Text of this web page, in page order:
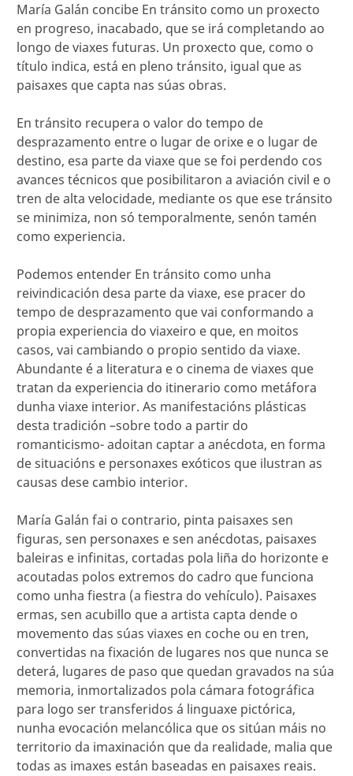
María Galán concibe En tránsito como un proxecto
en progreso, inacabado, que se irá completando ao
longo de viaxes futuras. Un proxecto que, como o
título indica, está en pleno tránsito, igual que as
paisaxes que capta nas súas obras.
En tránsito recupera o valor do tempo de
desprazamento entre o lugar de orixe e o lugar de
destino, esa parte da viaxe que se foi perdendo cos
avances técnicos que posibilitaron a aviación civil e o
tren de alta velocidade, mediante os que ese tránsito
se minimiza, non só temporalmente, senón tamén
como experiencia.
Podemos entender En tránsito como unha
reivindicación desa parte da viaxe, ese pracer do
tempo de desprazamento que vai conformando a
propia experiencia do viaxeiro e que, en moitos
casos, vai cambiando o propio sentido da viaxe.
Abundante é a literatura e o cinema de viaxes que
tratan da experiencia do itinerario como metáfora
dunha viaxe interior. As manifestacións plásticas
desta tradición –sobre todo a partir do
romanticismo- adoitan captar a anécdota, en forma
de situacións e personaxes exóticos que ilustran as
causas dese cambio interior.
María Galán fai o contrario, pinta paisaxes sen
figuras, sen personaxes e sen anécdotas, paisaxes
baleiras e infinitas, cortadas pola liña do horizonte e
acoutadas polos extremos do cadro que funciona
como unha fiestra (a fiestra do vehículo). Paisaxes
ermas, sen acubillo que a artista capta dende o
movemento das súas viaxes en coche ou en tren,
convertidas na fixación de lugares nos que nunca se
deterá, lugares de paso que quedan gravados na súa
memoria, inmortalizados pola cámara fotográfica
para logo ser transferidos á linguaxe pictórica,
nunha evocación melancólica que os sitúan máis no
territorio da imaxinación que da realidade, malia que
todas as imaxes están baseadas en paisaxes reais.